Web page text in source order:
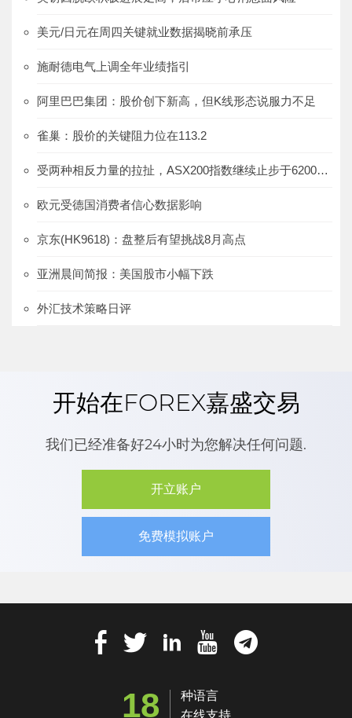
美元/日元在周四关键就业数据揭晓前承压
施耐德电气上调全年业绩指引
阿里巴巴集团：股价创下新高，但K线形态说服力不足
雀巢：股价的关键阻力位在113.2
受两种相反力量的拉扯，ASX200指数继续止步于6200附近
欧元受德国消费者信心数据影响
京东(HK9618)：盘整后有望挑战8月高点
亚洲晨间简报：美国股市小幅下跌
外汇技术策略日评
开始在FOREX嘉盛交易
我们已经准备好24小时为您解决任何问题.
开立账户
免费模拟账户
18
种语言